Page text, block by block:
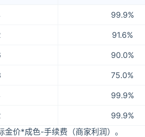
99.9%
91.6%
90.0%
75.0%
99.9%
99.9%
价*成色-手续费（商家利润）。